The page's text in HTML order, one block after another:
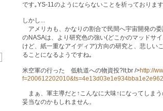
です｡YS-11のようにならないことを祈っておりま
しかし...
アメリカも、かなりの割合で民間へ宇宙開発の
のNASAは、より研究色の強い(どこかのマッドサ
けど、紙一重なアイディア)方向の研究と、悲しい
ることになるようですね｡
米空軍の行った 低軌道への物資投?lt;br />http://
まぁ、軍主導だと↑こんなに大味↑になってしまう
妥当なのかもしれません。